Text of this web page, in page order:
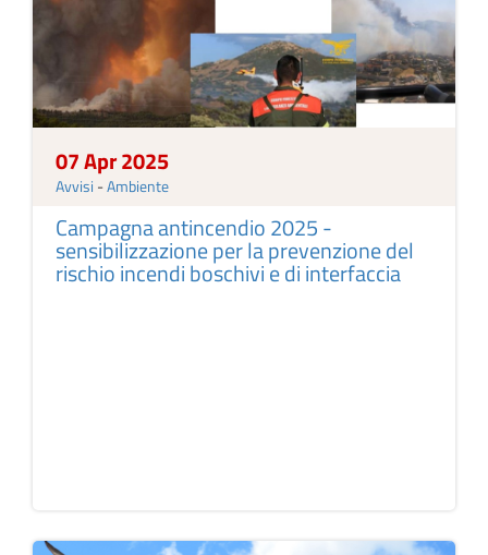
07 Apr 2025
Avvisi -Ambiente
Campagna antincendio 2025 -
sensibilizzazione per la prevenzione del
rischio incendi boschivi e di interfaccia